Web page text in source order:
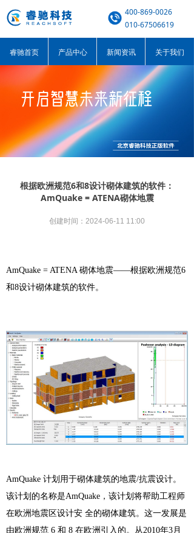
400-869-0026
010-67506619
睿驰首页 产品中心 新闻资讯 关于我们
根据欧洲规范6和8设计砌体建筑的软件：
AmQuake = ATENA砌体地震
AmQuake = ATENA 砌体地震——根据欧洲规范6
和8设计砌体建筑的软件。
AmQuake 计划用于砌体建筑的地震/抗震设计。
该计划的名称是AmQuake ，该计划将帮助工程师
在欧洲地震区设计安 全的砌体建筑。这一发展是
由欧洲规范 6 和 8 在欧洲引入的。从2010年3月
创建时间： 2024-06-11 11:00